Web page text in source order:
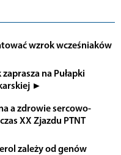
wzrok wcześniaków
na Pułapki
►
a zdrowie sercowo-
XX Zjazdu PTNT
zależy od genów